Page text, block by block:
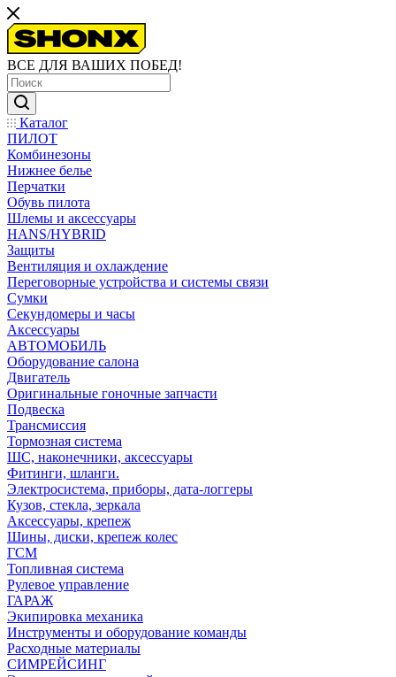
ВСЕ ДЛЯ ВАШИХ ПОБЕД!
Каталог
ПИЛОТ
Комбинезоны
Нижнее белье
Перчатки
Обувь пилота
Шлемы и аксессуары
HANS/HYBRID
Защиты
Вентиляция и охлаждение
Переговорные устройства и системы связи
Сумки
Секундомеры и часы
Аксессуары
АВТОМОБИЛЬ
Оборудование салона
Двигатель
Оригинальные гоночные запчасти
Подвеска
Трансмиссия
Тормозная система
ШС, наконечники, аксессуары
Фитинги, шланги.
Электросистема, приборы, дата-логгеры
Кузов, стекла, зеркала
Аксессуары, крепеж
Шины, диски, крепеж колес
ГСМ
Топливная система
Рулевое управление
ГАРАЖ
Экипировка механика
Инструменты и оборудование команды
Расходные материалы
СИМРЕЙСИНГ